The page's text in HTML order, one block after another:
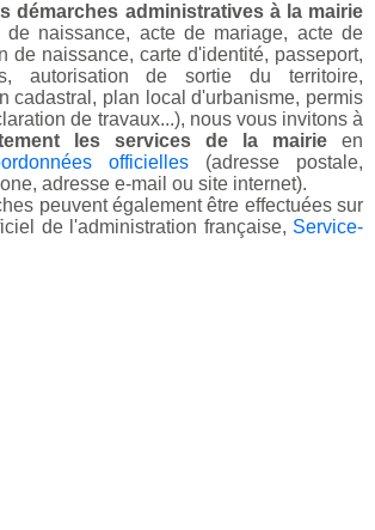
démarches administratives à la mairie
de naissance, acte de mariage, acte de
de naissance, carte d'identité, passeport,
autorisation de sortie du territoire,
cadastral, plan local d'urbanisme, permis
de travaux...), nous vous invitons à
les services de la mairie en
officielles (adresse postale,
adresse e-mail ou site internet).
peuvent également être effectuées sur
de l'administration française, Service-